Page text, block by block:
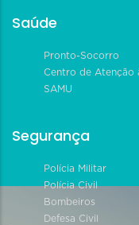
Saúde
Pronto-Socorro
Centro de Atenção
SAMU
Segurança
Polícia Militar
Polícia Civil
Bombeiros
Defesa Civil